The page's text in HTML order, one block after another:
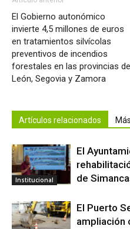
El Gobierno autonómico
invierte 4,5 millones de euros
en tratamientos silvícolas
preventivos de incendios
forestales en las provincias de
León, Segovia y Zamora
Artículos relacionados
Institucional
El
de
El Puerto
ampliación